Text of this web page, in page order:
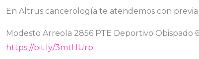
En Altrus cancerología te atendemos con
Modesto Arreola 2856 PTE Deportivo Obispado
https://bit.ly/3mtHUrp